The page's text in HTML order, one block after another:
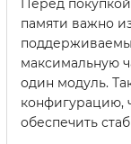
Перед
памяти важно
максимальную
один модуль.
конфигурацию,
обеспечить